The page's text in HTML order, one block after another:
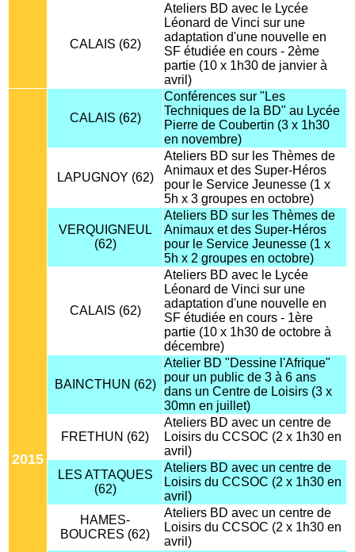
CALAIS (62)
Ateliers BD avec le Lycée
Léonard de Vinci sur une
adaptation d'une nouvelle en
SF étudiée en cours - 2ème
partie (10 x 1h30 de janvier à
avril)
2015
CALAIS (62)
Conférences sur "Les
Techniques de la BD" au Lycée
Pierre de Coubertin (3 x 1h30
en novembre)
LAPUGNOY (62)
Ateliers BD sur les Thèmes de
Animaux et des Super-Héros
pour le Service Jeunesse (1 x
5h x 3 groupes en octobre)
VERQUIGNEUL
(62)
Ateliers BD sur les Thèmes de
Animaux et des Super-Héros
pour le Service Jeunesse (1 x
5h x 2 groupes en octobre)
CALAIS (62)
Ateliers BD avec le Lycée
Léonard de Vinci sur une
adaptation d'une nouvelle en
SF étudiée en cours - 1ère
partie (10 x 1h30 de octobre à
décembre)
BAINCTHUN (62)
Atelier BD "Dessine l'Afrique"
pour un public de 3 à 6 ans
dans un Centre de Loisirs (3 x
30mn en juillet)
FRETHUN (62)
Ateliers BD avec un centre de
Loisirs du CCSOC (2 x 1h30 en
avril)
LES ATTAQUES
(62)
Ateliers BD avec un centre de
Loisirs du CCSOC (2 x 1h30 en
avril)
HAMES-
BOUCRES (62)
Ateliers BD avec un centre de
Loisirs du CCSOC (2 x 1h30 en
avril)